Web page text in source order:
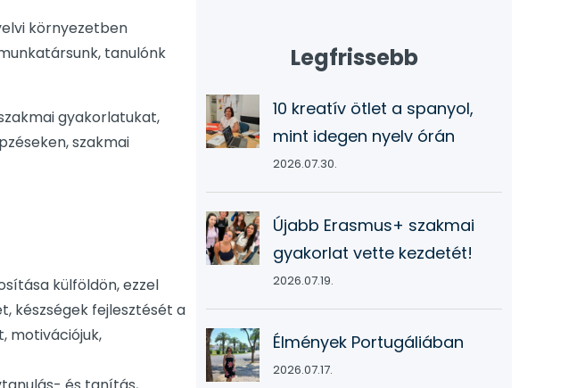
környezetben
tanulónk
gyakorlatukat,
szakmai
külföldön, ezzel
készségek fejlesztését a
motivációjuk,
Legfrissebb
10 kreatív ötlet a spanyol,
mint idegen nyelv órán
2026.07.30.
Újabb Erasmus+ szakmai
gyakorlat vette kezdetét!
2026.07.19.
Élmények Portugáliában
2026.07.17.